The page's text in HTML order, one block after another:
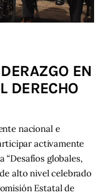
EN
DERECHO
nacional e
activamente
“Desafíos globales,
alto nivel celebrado
Estatal de